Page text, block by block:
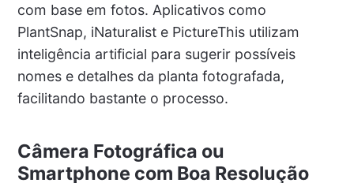
com base em fotos. Aplicativos como
PlantSnap, iNaturalist e PictureThis utilizam
inteligência artificial para sugerir possíveis
nomes e detalhes da planta fotografada,
facilitando bastante o processo.
Câmera Fotográfica ou
Smartphone com Boa Resolução